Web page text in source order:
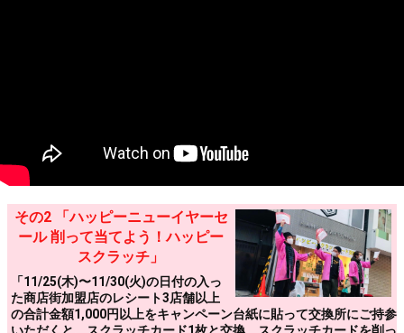
その2 「ハッピーニューイヤーセ
ール 削って当てよう！ハッピー
スクラッチ」
「11/25(木)〜11/30(火)の日付の入っ
た商店街加盟店のレシート3店舗以上
の合計金額1,000円以上をキャンペーン台紙に貼って交換所にご持参
いただくと、スクラッチカード1枚と交換。スクラッチカードを削っ